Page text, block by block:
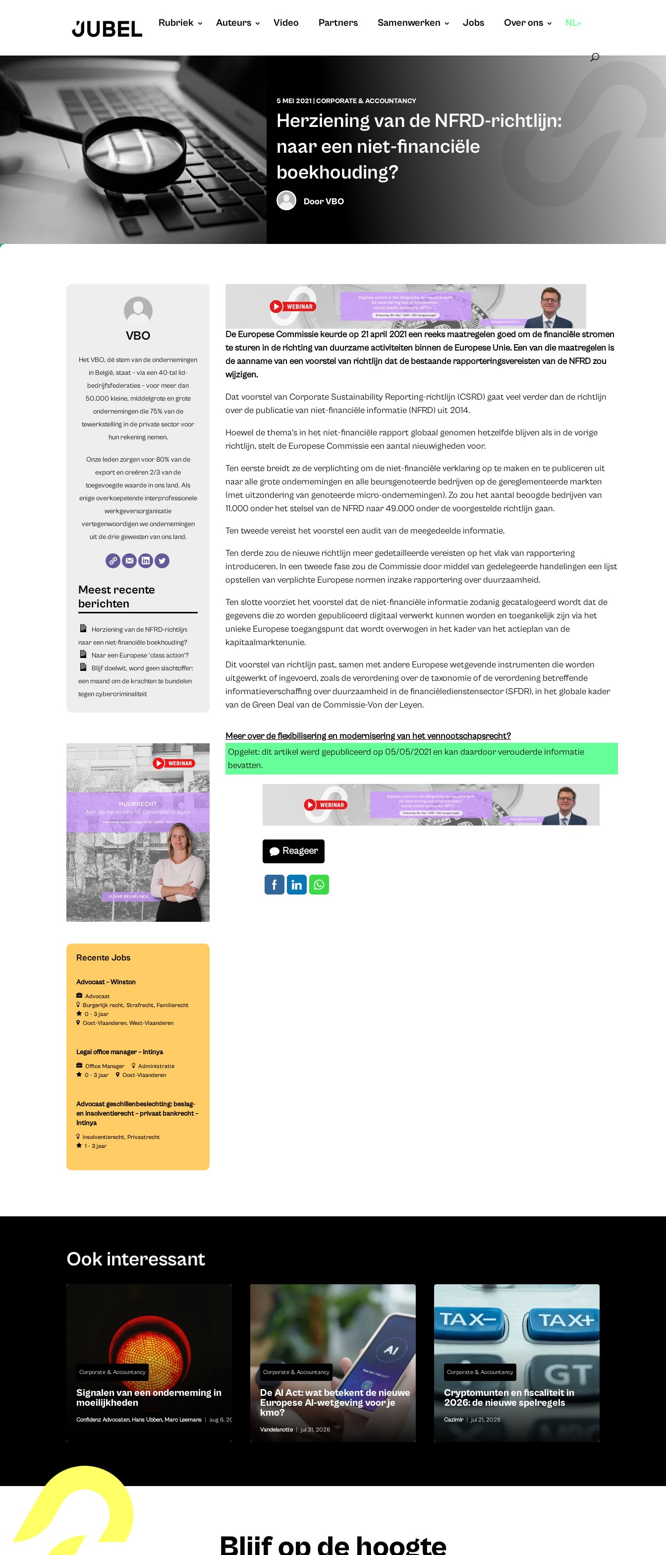
Rubriek Auteurs Video Partners Samenwerken Jobs Over ons NL
5 MEI 2021 CORPORATE & ACCOUNTANCY
Herziening van de NFRD-richtlijn:
naar een niet-financiële
boekhouding?
DoorVBO
VBO
Het VBO, dé stem van de ondernemingen
in België, staat – via een 40-tal lid-
bedrijfsfederaties – voor meer dan
50.000 kleine, middelgrote en grote
ondernemingen die 75% van de
tewerkstelling in de private sector voor
hun rekening nemen.
Onze leden zorgen voor 80% van de
export en creëren 2/3 van de
toegevoegde waarde in ons land. Als
enige overkoepelende interprofessionele
werkgeversorganisatie
vertegenwoordigen we ondernemingen
uit de drie gewesten van ons land.
Herziening van de NFRD-richtlijn:
naar een niet-financiële boekhouding?
Naar een Europese ‘class action’?
Blijf doelwit, word geen slachtoffer:
een maand om de krachten te bundelen
tegen cybercriminaliteit
Recente Jobs
Advocaat – Winston
Advocaat
Burgerlijk recht Strafrecht Familierecht
0 - 3 jaar
Oost-Vlaanderen West-Vlaanderen
Legal office manager – Intinya
Office Manager
Administratie
0 - 3 jaar
Oost-Vlaanderen
Advocaat geschillenbeslechting: beslag-
en insolventierecht – privaat bankrecht –
Intinya
Insolventierecht Privaatrecht
1 - 3 jaar
De Europese Commissie keurde op 21 april 2021 een reeks maatregelen goed om de financiële stromen
te sturen in de richting van duurzame activiteiten binnen de Europese Unie. Een van die maatregelen is
de aanname van een voorstel van richtlijn dat de bestaande rapporteringsvereisten van de NFRD zou
wijzigen.
Dat voorstel van Corporate Sustainability Reporting-richtlijn (CSRD) gaat veel verder dan de richtlijn
over de publicatie van niet-financiële informatie (NFRD) uit 2014.
Hoewel de thema’s in het niet-financiële rapport globaal genomen hetzelfde blijven als in de vorige
richtlijn, stelt de Europese Commissie een aantal nieuwigheden voor.
Ten eerste breidt ze de verplichting om de niet-financiële verklaring op te maken en te publiceren uit
naar alle grote ondernemingen en alle beursgenoteerde bedrijven op de gereglementeerde markten
(met uitzondering van genoteerde micro-ondernemingen). Zo zou het aantal beoogde bedrijven van
11.000 onder het stelsel van de NFRD naar 49.000 onder de voorgestelde richtlijn gaan.
Ten tweede vereist het voorstel een audit van de meegedeelde informatie.
Ten derde zou de nieuwe richtlijn meer gedetailleerde vereisten op het vlak van rapportering
introduceren. In een tweede fase zou de Commissie door middel van gedelegeerde handelingen een lijst
opstellen van verplichte Europese normen inzake rapportering over duurzaamheid.
Ten slotte voorziet het voorstel dat de niet-financiële informatie zodanig gecatalogeerd wordt dat de
gegevens die zo worden gepubliceerd digitaal verwerkt kunnen worden en toegankelijk zijn via het
unieke Europese toegangspunt dat wordt overwogen in het kader van het actieplan van de
kapitaalmarktenunie.
Dit voorstel van richtlijn past, samen met andere Europese wetgevende instrumenten die worden
uitgewerkt of ingevoerd, zoals de verordening over de taxonomie of de verordening betreffende
informatieverschaffing over duurzaamheid in de financiëledienstensector (SFDR), in het globale kader
van de Green Deal van de Commissie-Von der Leyen.
Meer over de flexibilisering en modernisering van het vennootschapsrecht?
Opgelet: dit artikel werd gepubliceerd op 05/05/2021 en kan daardoor verouderde informatie
bevatten.
Reageer
Ook interessant
Corporate & Accountancy
Signalen van een onderneming in
moeilijkheden
Confidenz Advocaten, Hans Ubben, Marc Leemans aug 6, 2026
Corporate & Accountancy
De AI Act: wat betekent de nieuwe
Europese AI-wetgeving voor je
kmo?
Vandelanotte jul 31, 2026
Corporate & Accountancy
Cryptomunten en fiscaliteit in
2026: de nieuwe spelregels
Cazimir jul 21, 2026
Blijf op de hoogte